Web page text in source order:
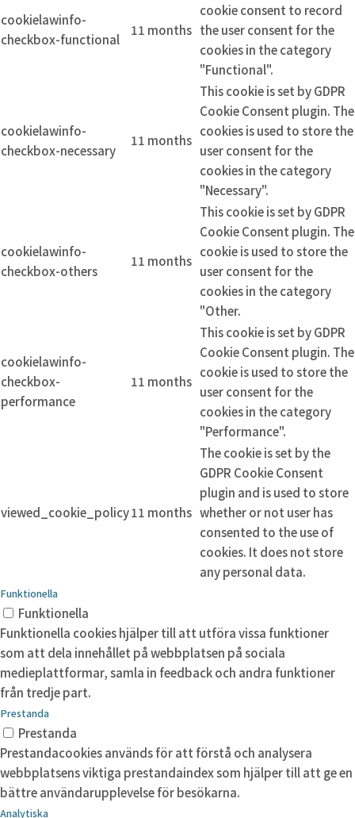
cookielawinfo-
checkbox-functional
11 months
cookie consent to record
the user consent for the
cookies in the category
"Functional".
cookielawinfo-
checkbox-necessary
11 months
This cookie is set by GDPR
Cookie Consent plugin. The
cookies is used to store the
user consent for the
cookies in the category
"Necessary".
cookielawinfo-
checkbox-others
11 months
This cookie is set by GDPR
Cookie Consent plugin. The
cookie is used to store the
user consent for the
cookies in the category
"Other.
cookielawinfo-
checkbox-
performance
11 months
This cookie is set by GDPR
Cookie Consent plugin. The
cookie is used to store the
user consent for the
cookies in the category
"Performance".
viewed_cookie_policy11 months
The cookie is set by the
GDPR Cookie Consent
plugin and is used to store
whether or not user has
consented to the use of
cookies. It does not store
any personal data.
Funktionella
Funktionella
Funktionella cookies hjälper till att utföra vissa funktioner
som att dela innehållet på webbplatsen på sociala
medieplattformar, samla in feedback och andra funktioner
från tredje part.
Prestanda
Prestanda
Prestandacookies används för att förstå och analysera
webbplatsens viktiga prestandaindex som hjälper till att ge en
bättre användarupplevelse för besökarna.
Analytiska